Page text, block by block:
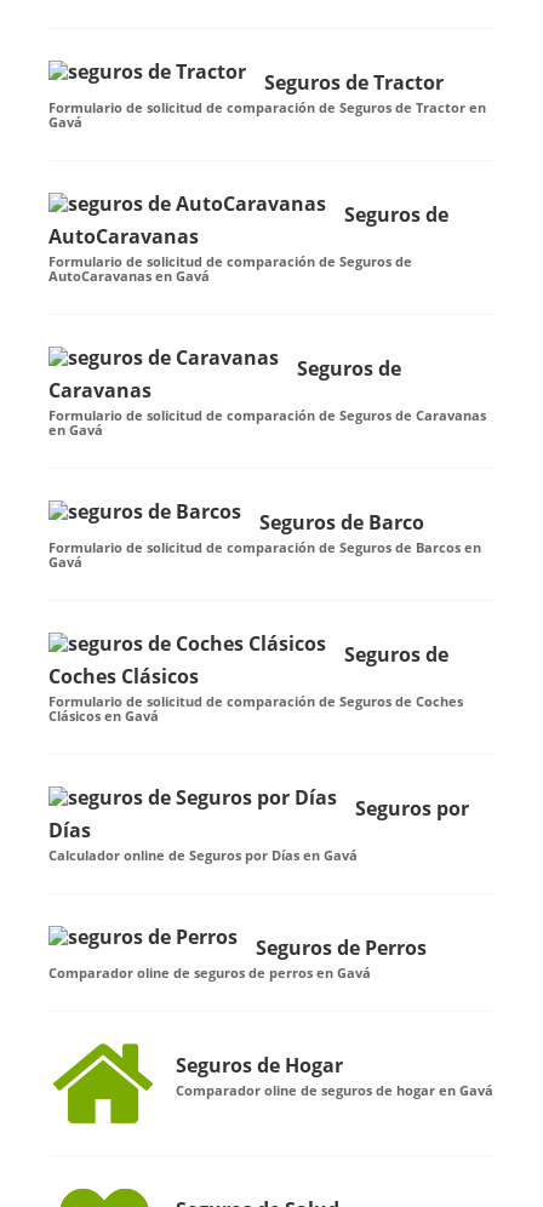
Seguros de Tractor
Formulario de solicitud de comparación de Seguros de Tractor en
Gavá
Seguros de
AutoCaravanas
Formulario de solicitud de comparación de Seguros de
AutoCaravanas en Gavá
Seguros de
Caravanas
Formulario de solicitud de comparación de Seguros de Caravanas
en Gavá
Seguros de Barco
Formulario de solicitud de comparación de Seguros de Barcos en
Gavá
Seguros de
Coches Clásicos
Formulario de solicitud de comparación de Seguros de Coches
Clásicos en Gavá
Seguros por
Días
Calculador online de Seguros por Días en Gavá
Seguros de Perros
Comparador oline de seguros de perros en Gavá
Seguros de Hogar
Comparador oline de seguros de hogar en Gavá